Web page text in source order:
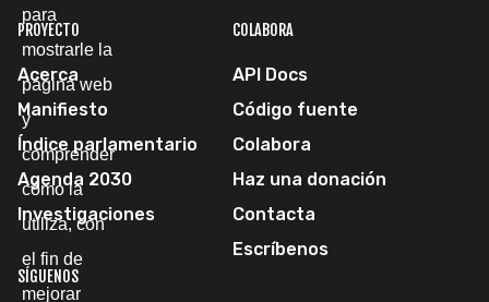
PROYECTO
Acerca
Manifiesto
Índice parlamentario
Agenda 2030
Investigaciones
COLABORA
API Docs
Código fuente
Colabora
Haz una donación
Contacta
Escríbenos
SÍGUENOS
para
mostrarle la
página web
y
comprender
cómo la
utiliza, con
el fin de
mejorar